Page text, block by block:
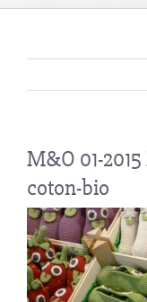
M&O 01-
coton-bio